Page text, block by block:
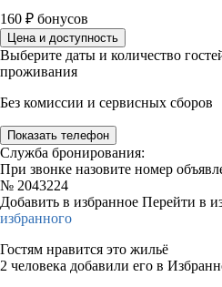
160 ₽ бонусов
Цена и доступность
Выберите даты и количество
проживания
Без комиссии и сервисных сборов
Показать телефон
Служба бронирования:
При звонке назовите номер
№ 2043224
Добавить в избранное Перейти в
избранного
Гостям нравится это жильё
2 человека добавили его в